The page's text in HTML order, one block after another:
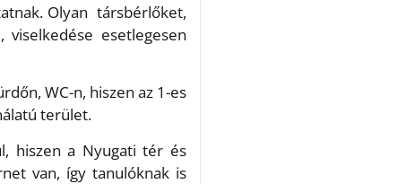
Olyan társbérlőket,
esetlegesen
WC-n, hiszen az 1-es
terület.
hiszen a Nyugati tér és
van, így tanulóknak is